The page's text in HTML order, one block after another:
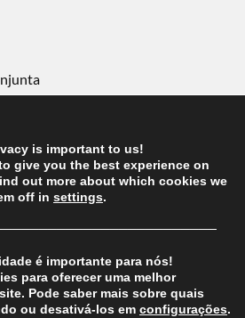
is important to us!
give you the best experience on
out more about which cookies we
off in settings.
é importante para nós!
para oferecer uma melhor
Pode saber mais sobre quais
ou desativá-los em configurações.